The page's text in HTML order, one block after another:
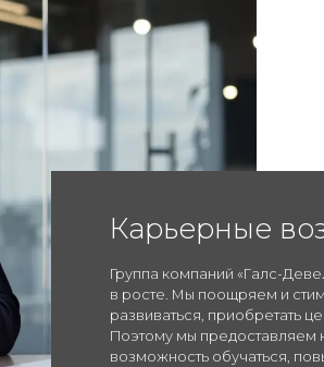
Карьерные
Группа компаний «Галс-
в росте. Мы поощряем и
развиваться, приобретать
Поэтому мы предоставляем
возможность обучаться,